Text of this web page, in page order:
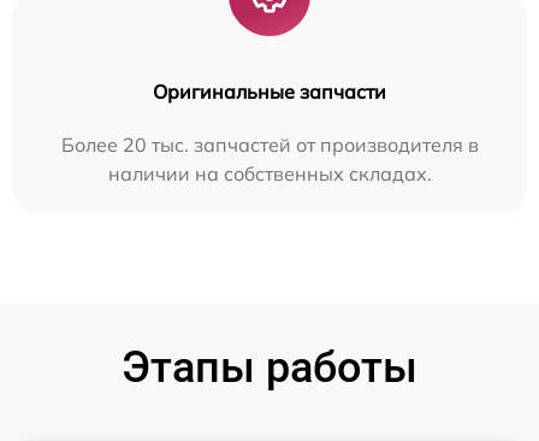
Оригинальные запчасти
Более 20 тыс. запчастей от производителя в
наличии на собственных складах.
Этапы работы